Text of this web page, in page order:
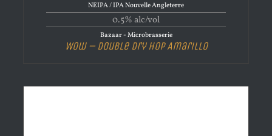
NEIPA / IPA Nouvelle Angleterre
0.5% alc/vol
Bazaar - Microbrasserie
Wow – Double Dry Hop Amarillo